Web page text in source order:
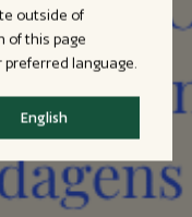
outside of
of this page
preferred language.
English